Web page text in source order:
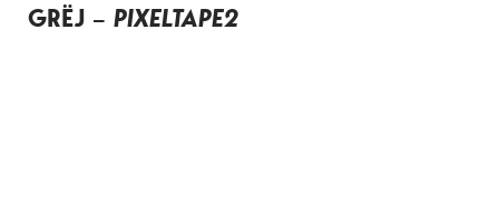
GRËJ – PIXELTAPE2